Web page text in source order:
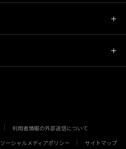
利用者情報の外部送信について
ソーシャルメディアポリシー サイトマップ